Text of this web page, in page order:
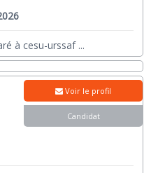
à cesu-urssaf...
Voir le profil
Candidat